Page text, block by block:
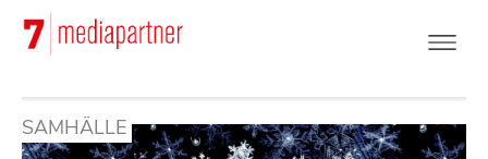
Hoppa
huvudinnehåll
SAMHÄLLE